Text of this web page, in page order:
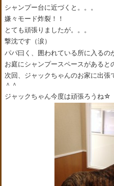
シャンプー台に近づくと。。。
嫌々モード炸裂！！
とても頑張りましたが。。。
撃沈です（涙）
パパ曰く、囲われている所に入るの
お庭にシャンプースペースがあると
次回、ジャックちゃんのお家に出
＾＾
ジャックちゃん今度は頑張ろうね☆